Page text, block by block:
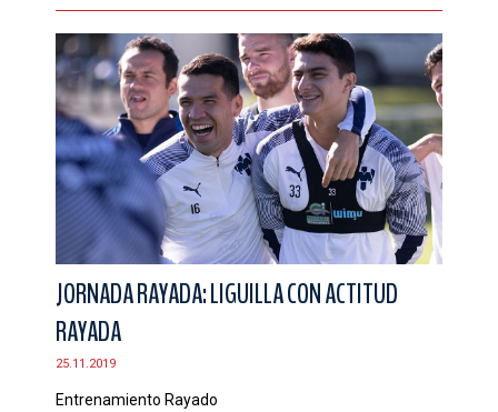
JORNADA RAYADA: LIGUILLA CON ACTITUD
RAYADA
25.11.2019
Entrenamiento Rayado